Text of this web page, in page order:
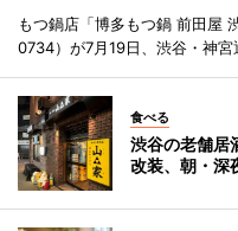
もつ鍋店「博多もつ鍋 前田屋
0734）が7月19日、渋谷・神宮
食べる
渋谷の老舗
改装、朝・深